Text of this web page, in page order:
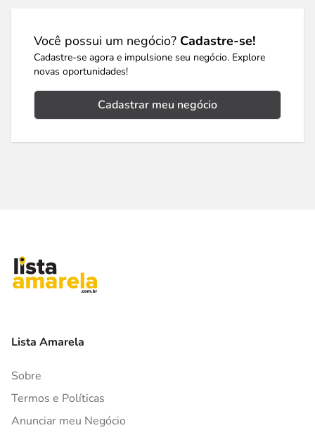
Você possui um negócio? Cadastre-se!
Cadastre-se agora e impulsione seu negócio. Explore
novas oportunidades!
Cadastrar meu negócio
Lista Amarela
Sobre
Termos e Políticas
Anunciar meu Negócio